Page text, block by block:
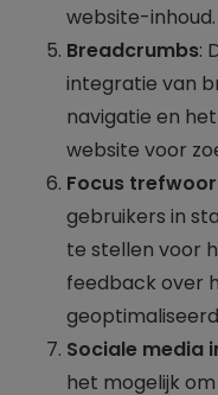
website-inhoud.
Breadcrumbs:
integratie van
navigatie en
website voor
Focus
gebruikers in
te stellen voor
feedback over
Sociale media
het mogelijk